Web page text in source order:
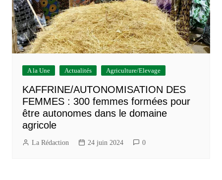
A la Une Actualités Agriculture/Elevage
KAFFRINE/AUTONOMISATION DES
FEMMES : 300 femmes formées pour
être autonomes dans le domaine
agricole
La Rédaction 24 juin 2024 0